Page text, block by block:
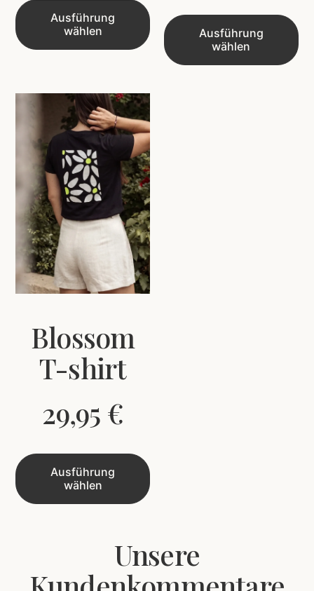
Ausführung
wählen
Ausführung
wählen
Blossom
T-shirt
29,95 €
Ausführung
wählen
Unsere